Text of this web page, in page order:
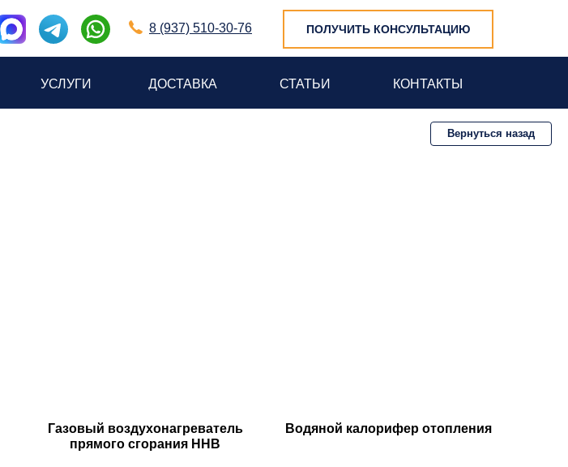
УСЛУГИ
ПОЛУЧИТЬ КОНСУЛЬТАЦИЮ
ДОСТАВКА КОНТАКТЫ
СТАТЬИ
8 (937) 510-30-76
Газовый воздухонагреватель
прямого сгорания HHB
Водяной калорифер отопления
Вернуться назад